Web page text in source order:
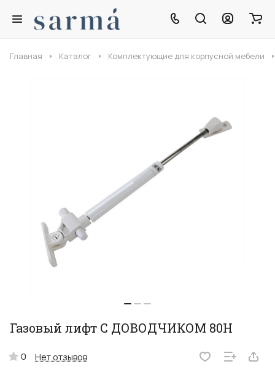
Главная Каталог Комплектующие для корпусной мебели
Газовый лифт С ДОВОДЧИКОМ 80Н
0 Нет отзывов